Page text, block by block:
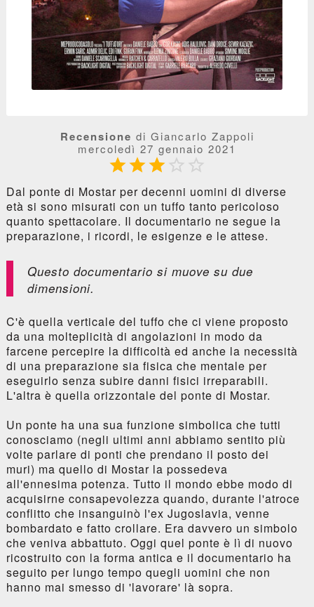
Recensione di Giancarlo Zappoli
mercoledì 27 gennaio 2021
  
Dal ponte di Mostar per decenni uomini di diverse
età si sono misurati con un tuffo tanto pericoloso
quanto spettacolare. Il documentario ne segue la
preparazione, i ricordi, le esigenze e le attese.
Questo documentario si muove su due
dimensioni.
C'è quella verticale del tuffo che ci viene proposto
da una molteplicità di angolazioni in modo da
farcene percepire la difficoltà ed anche la necessità
di una preparazione sia fisica che mentale per
eseguirlo senza subire danni fisici irreparabili.
L'altra è quella orizzontale del ponte di Mostar.
Un ponte ha una sua funzione simbolica che tutti
conosciamo (negli ultimi anni abbiamo sentito più
volte parlare di ponti che prendano il posto dei
muri) ma quello di Mostar la possedeva
all'ennesima potenza. Tutto il mondo ebbe modo di
acquisirne consapevolezza quando, durante l'atroce
conflitto che insanguinò l'ex Jugoslavia, venne
bombardato e fatto crollare. Era davvero un simbolo
che veniva abbattuto. Oggi quel ponte è lì di nuovo
ricostruito con la forma antica e il documentario ha
seguito per lungo tempo quegli uomini che non
hanno mai smesso di 'lavorare' là sopra.